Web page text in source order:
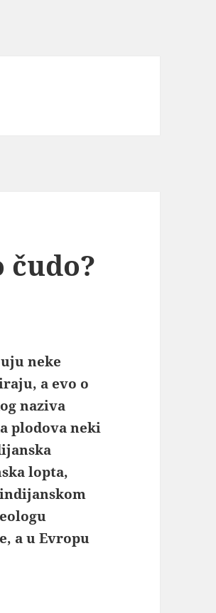
čudo?
neke
a evo o
naziva
plodova neki
lopta,
a u Evropu
nekad videli ovo čudo? Evo o